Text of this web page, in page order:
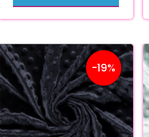
-19%